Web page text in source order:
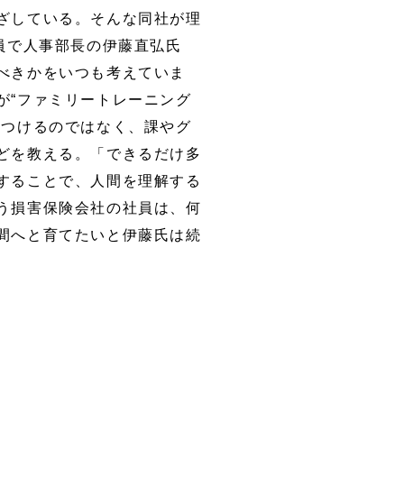
している。そんな同社が理
で人事部長の伊藤直弘氏
きかをいつも考えていま
“ファミリートレーニング
けるのではなく、課やグ
を教える。「できるだけ多
ることで、人間を理解する
損害保険会社の社員は、何
へと育てたいと伊藤氏は続